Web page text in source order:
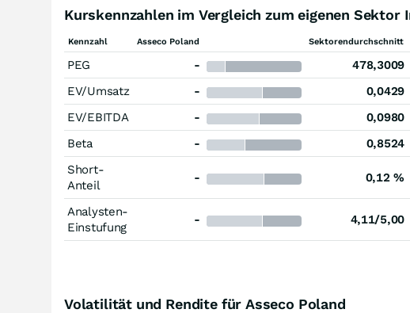
Kurskennzahlen im Vergleich zum eigenen
Kennzahl Asseco Poland Sektorendurchschnitt
PEG - 478,3009
EV/Umsatz
- 0,0429
EV/EBITDA
- 0,0980
Beta
- 0,8524
Short-
Anteil
- 0,12 %
Analysten-
Einstufung
- 4,11/5,00
Volatilität und Rendite für Asseco Poland